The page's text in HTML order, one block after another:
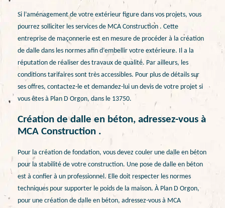
Si l’aménagement de votre extérieur figure dans vos projets, vous
pourrez solliciter les services de MCA Construction . Cette
entreprise de maçonnerie est en mesure de procéder à la création
de dalle dans les normes afin d’embellir votre extérieure. Il a la
réputation de réaliser des travaux de qualité. Par ailleurs, les
conditions tarifaires sont très accessibles. Pour plus de détails sur
ses offres, contactez-le et demandez-lui un devis de votre projet si
vous êtes à Plan D Orgon, dans le 13750.
Création de dalle en béton, adressez-vous à
MCA Construction .
Pour la création de fondation, vous devez couler une dalle en béton
pour la stabilité de votre construction. Une pose de dalle en béton
est à confier à un professionnel. Elle doit respecter les normes
techniques pour supporter le poids de la maison. À Plan D Orgon,
pour une création de dalle en béton, adressez-vous à MCA